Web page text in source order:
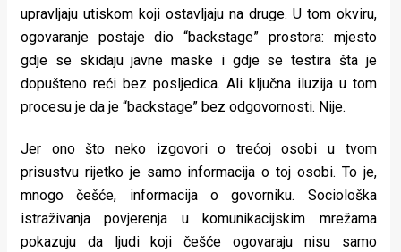
Places
Aktivizam
Aktuelnosti
About
Urban
Magazin
upravljaju utiskom koji ostavljaju na druge. U tom okviru,
ogovaranje postaje dio “backstage” prostora: mjesto
gdje se skidaju javne maske i gdje se testira šta je
dopušteno reći bez posljedica. Ali ključna iluzija u tom
procesu je da je “backstage” bez odgovornosti. Nije.
Jer ono što neko izgovori o trećoj osobi u tvom
prisustvu rijetko je samo informacija o toj osobi. To je,
mnogo češće, informacija o govorniku. Sociološka
istraživanja povjerenja u komunikacijskim mrežama
pokazuju da ljudi koji češće ogovaraju nisu samo